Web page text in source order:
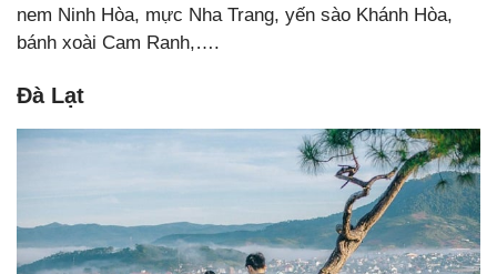
nem Ninh Hòa, mực Nha Trang, yến sào Khánh Hòa,
bánh xoài Cam Ranh,….
Đà Lạt